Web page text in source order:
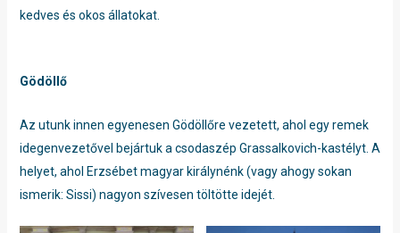
kedves és okos állatokat.
Gödöllő
Az utunk innen egyenesen Gödöllőre vezetett, ahol egy remek
idegenvezetővel bejártuk a csodaszép Grassalkovich-kastélyt. A
helyet, ahol Erzsébet magyar királynénk (vagy ahogy sokan
ismerik: Sissi) nagyon szívesen töltötte idejét.